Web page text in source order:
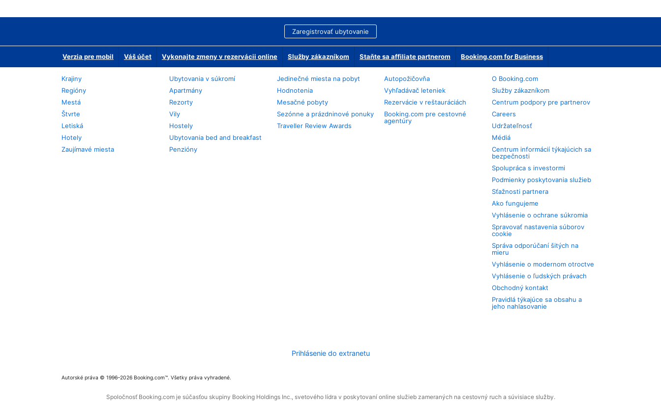
Zaregistrovať ubytovanie
Verzia pre mobil Váš účet Vykonajte zmeny v rezervácii online Služby zákazníkom Staňte sa affiliate partnerom Booking.com for Business
Krajiny
Regióny
Mestá
Štvrte
Letiská
Hotely
Zaujímavé miesta
Ubytovania v súkromí
Apartmány
Rezorty
Vily
Hostely
Ubytovania bed and breakfast
Penzióny
Jedinečné miesta na pobyt
Hodnotenia
Mesačné pobyty
Sezónne a prázdninové ponuky
Traveller Review Awards
Autopožičovňa
Vyhľadávač leteniek
Rezervácie v reštauráciách
Booking.com pre cestovné
agentúry
O Booking.com
Služby zákazníkom
Centrum podpory pre partnerov
Careers
Udržateľnosť
Médiá
Centrum informácií týkajúcich sa
bezpečnosti
Spolupráca s investormi
Podmienky poskytovania služieb
Sťažnosti partnera
Ako fungujeme
Vyhlásenie o ochrane súkromia
Spravovať nastavenia súborov
cookie
Správa odporúčaní šitých na
mieru
Vyhlásenie o modernom otroctve
Vyhlásenie o ľudských právach
Obchodný kontakt
Pravidlá týkajúce sa obsahu a
jeho nahlasovanie
Prihlásenie do extranetu
Autorské práva © 1996–2026 Booking.com™. Všetky práva vyhradené.
Spoločnosť Booking.com je súčasťou skupiny Booking Holdings Inc., svetového lídra v poskytovaní online služieb zameraných na cestovný ruch a súvisiace služby.